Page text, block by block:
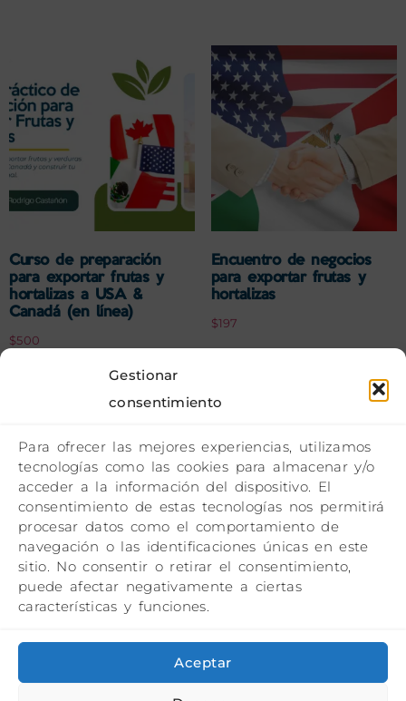
Gestionar
consentimiento
Para ofrecer las mejores experiencias, utilizamos
tecnologías como las cookies para almacenar y/o
acceder a la información del dispositivo. El
consentimiento de estas tecnologías nos permitirá
procesar datos como el comportamiento de
navegación o las identificaciones únicas en este
sitio. No consentir o retirar el consentimiento,
puede afectar negativamente a ciertas
características y funciones.
Aceptar
Curso de preparación
para exportar frutas y
hortalizas a USA &
Canadá (en línea)
$500
Encuentro de negocios
para exportar frutas y
hortalizas
$197
0